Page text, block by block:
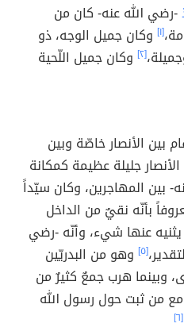
-رضي الله عنه- كان من
[١] وكان جميل الوجه، ذو
[٢]
وكان جميل اللّحية
بين الأنصار خاصّة وبين
جليلة عظيمة كمكانة
بين المهاجرين، وكان سيّداً
بأنّه نقيٌ من الداخل
عنها شيء، وأنّه -رضي
[٥]
وهو من البدريّين
وبينما هرب جمعٌ كثيرٌ من
من ثبت حول رسول الله
[٦]